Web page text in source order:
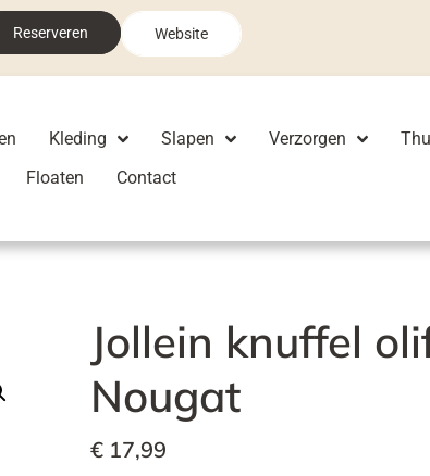
Reserveren Website
Kleding Slapen Verzorgen
Floaten Contact
Jollein knuffel
Nougat
€17,99